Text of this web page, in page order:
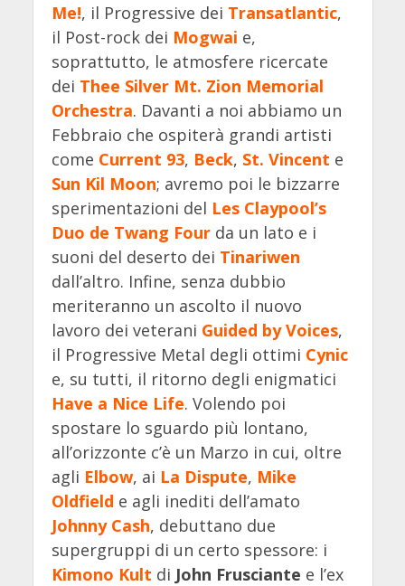
Me!, il Progressive dei Transatlantic,
il Post-rock dei Mogwai e,
soprattutto, le atmosfere ricercate
dei Thee Silver Mt. Zion Memorial
Orchestra. Davanti a noi abbiamo un
Febbraio che ospiterà grandi artisti
come Current 93, Beck, St. Vincent e
Sun Kil Moon; avremo poi le bizzarre
sperimentazioni del Les Claypool’s
Duo de Twang Fourda un lato e i
suoni del deserto dei Tinariwen
dall’altro. Infine, senza dubbio
meriteranno un ascolto il nuovo
lavoro dei veterani Guided by Voices,
il Progressive Metal degli ottimi Cynic
e, su tutti, il ritorno degli enigmatici
Have a Nice Life. Volendo poi
spostare lo sguardo più lontano,
all’orizzonte c’è un Marzo in cui, oltre
agli Elbow, ai La Dispute, Mike
Oldfield e agli inediti dell’amato
Johnny Cash, debuttano due
supergruppi di un certo spessore: i
Kimono Kult di John Frusciante e l’ex